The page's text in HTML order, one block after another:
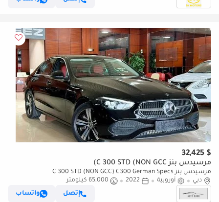
$ 32,425
مرسيدس بنز C 300 STD (NON GCC)
مرسيدس بنز C 300 STD (NON GCC) C300 German Specs
دبي
أوروبية 2022
65,000 كيلومتر
إتصل
واتساب